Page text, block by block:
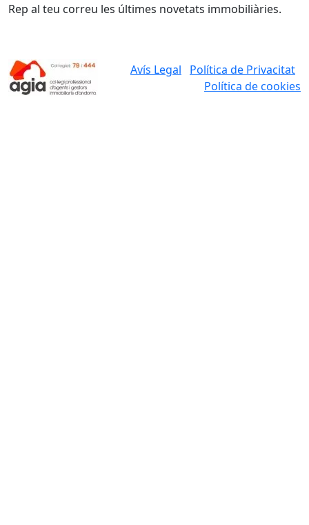
Rep al teu correu les últimes novetats immobiliàries.
Avís Legal
Política de Privacitat
Política de cookies